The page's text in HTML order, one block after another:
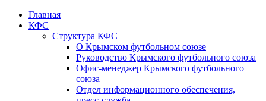
Главная
КФС
Структура КФС
О Крымском футбольном союзе
Руководство Крымского футбольного союза
Офис-менеджер Крымского футбольного
союза
Отдел информационного обеспечения,